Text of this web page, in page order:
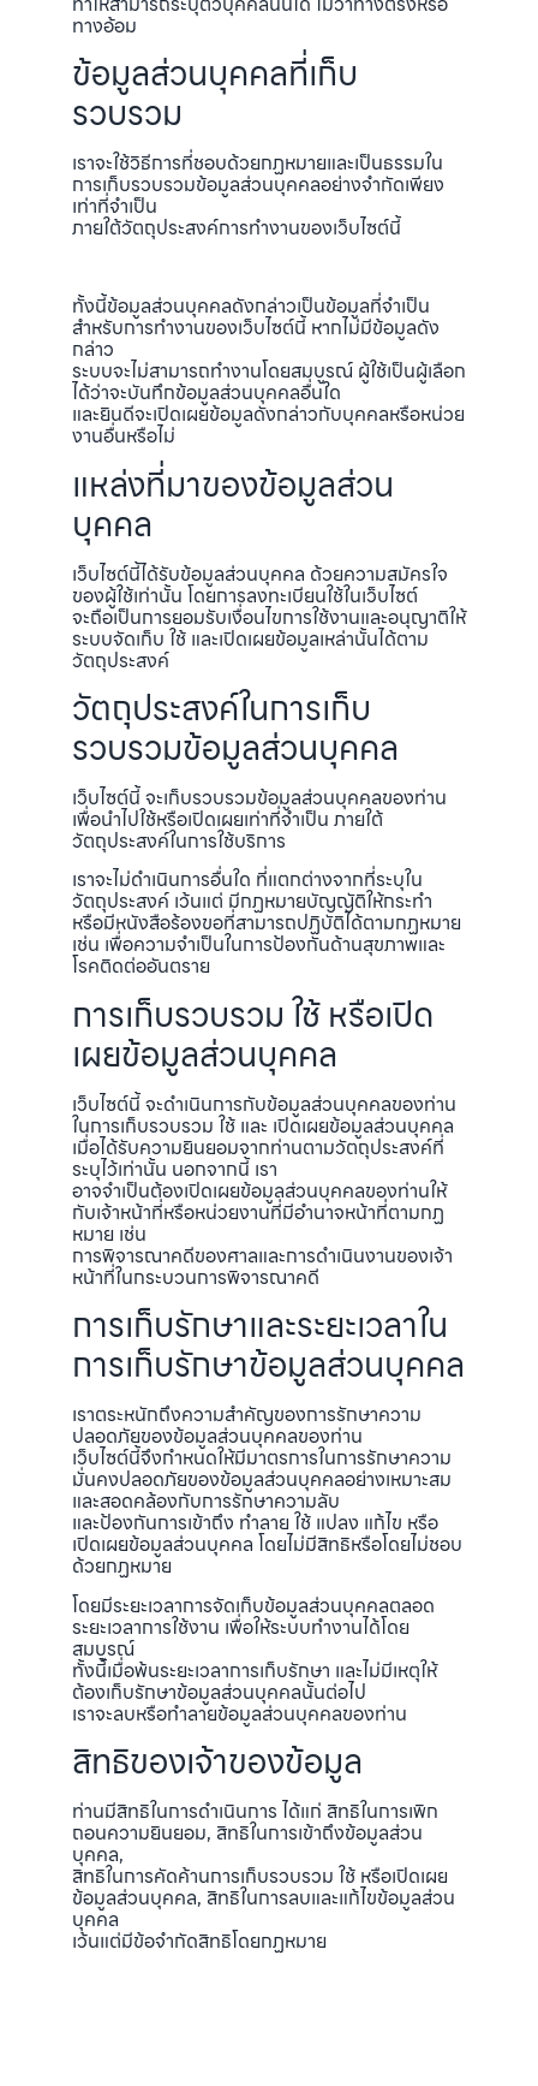
ทางอ้อม
ข้อมูลส่วนบุคคลที่เก็บ
รวบรวม
เราจะใช้วิธีการที่ชอบด้วยกฏหมายและเป็นธรรมใน
การเก็บรวบรวมข้อมูลส่วนบุคคลอย่างจำกัดเพียง
เท่าที่จำเป็น
ภายใต้วัตถุประสงค์การทำงานของเว็บไซต์นี้
ทั้งนี้ข้อมูลส่วนบุคคลดังกล่าวเป็นข้อมูลที่จำเป็น
สำหรับการทำงานของเว็บไซต์นี้ หากไม่มีข้อมูลดัง
กล่าว
ระบบจะไม่สามารถทำงานโดยสมบูรณ์ ผู้ใช้เป็นผู้เลือก
ได้ว่าจะบันทึกข้อมูลส่วนบุคคลอื่นใด
และยินดีจะเปิดเผยข้อมูลดังกล่าวกับบุคคลหรือหน่วย
งานอื่นหรือไม่
แหล่งที่มาของข้อมูลส่วน
บุคคล
เว็บไซต์นี้ได้รับข้อมูลส่วนบุคคล ด้วยความสมัครใจ
ของผู้ใช้เท่านั้น โดยการลงทะเบียนใช้ในเว็บไซต์
จะถือเป็นการยอมรับเงื่อนไขการใช้งานและอนุญาติให้
ระบบจัดเก็บ ใช้ และเปิดเผยข้อมูลเหล่านั้นได้ตาม
วัตถุประสงค์
วัตถุประสงค์ในการเก็บ
รวบรวมข้อมูลส่วนบุคคล
เว็บไซต์นี้ จะเก็บรวบรวมข้อมูลส่วนบุคคลของท่าน
เพื่อนำไปใช้หรือเปิดเผยเท่าที่จำเป็น ภายใต้
วัตถุประสงค์ในการใช้บริการ
เราจะไม่ดำเนินการอื่นใด ที่แตกต่างจากที่ระบุใน
วัตถุประสงค์ เว้นแต่ มีกฏหมายบัญญัติให้กระทำ
หรือมีหนังสือร้องขอที่สามารถปฏิบัติได้ตามกฏหมาย
เช่น เพื่อความจำเป็นในการป้องกันด้านสุขภาพและ
โรคติดต่ออันตราย
การเก็บรวบรวม ใช้ หรือเปิด
เผยข้อมูลส่วนบุคคล
เว็บไซต์นี้ จะดำเนินการกับข้อมูลส่วนบุคคลของท่าน
ในการเก็บรวบรวม ใช้ และ เปิดเผยข้อมูลส่วนบุคคล
เมื่อได้รับความยินยอมจากท่านตามวัตถุประสงค์ที่
ระบุไว้เท่านั้น นอกจากนี้ เรา
อาจจำเป็นต้องเปิดเผยข้อมูลส่วนบุคคลของท่านให้
กับเจ้าหน้าที่หรือหน่วยงานที่มีอำนาจหน้าที่ตามกฏ
หมาย เช่น
การพิจารณาคดีของศาลและการดำเนินงานของเจ้า
หน้าที่ในกระบวนการพิจารณาคดี
การเก็บรักษาและระยะเวลาใน
การเก็บรักษาข้อมูลส่วนบุคคล
เราตระหนักถึงความสำคัญของการรักษาความ
ปลอดภัยของข้อมูลส่วนบุคคลของท่าน
เว็บไซต์นี้จึงกำหนดให้มีมาตรการในการรักษาความ
มั่นคงปลอดภัยของข้อมูลส่วนบุคคลอย่างเหมาะสม
และสอดคล้องกับการรักษาความลับ
และป้องกันการเข้าถึง ทำลาย ใช้ แปลง แก้ไข หรือ
เปิดเผยข้อมูลส่วนบุคคล โดยไม่มีสิทธิหรือโดยไม่ชอบ
ด้วยกฏหมาย
โดยมีระยะเวลาการจัดเก็บข้อมูลส่วนบุคคลตลอด
ระยะเวลาการใช้งาน เพื่อให้ระบบทำงานได้โดย
สมบูรณ์
ทั้งนี้เมื่อพ้นระยะเวลาการเก็บรักษา และไม่มีเหตุให้
ต้องเก็บรักษาข้อมูลส่วนบุคคลนั้นต่อไป
เราจะลบหรือทำลายข้อมูลส่วนบุคคลของท่าน
สิทธิของเจ้าของข้อมูล
ท่านมีสิทธิในการดำเนินการ ได้แก่ สิทธิในการเพิก
ถอนความยินยอม, สิทธิในการเข้าถึงข้อมูลส่วน
บุคคล,
สิทธิในการคัดค้านการเก็บรวบรวม ใช้ หรือเปิดเผย
ข้อมูลส่วนบุคคล, สิทธิในการลบและแก้ไขข้อมูลส่วน
บุคคล
เว้นแต่มีข้อจำกัดสิทธิโดยกฏหมาย